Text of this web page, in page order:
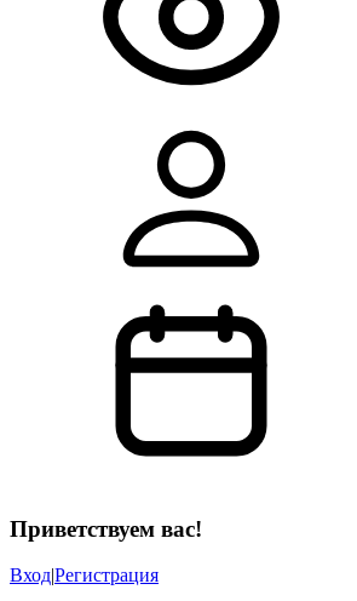
Приветствуем вас!
Вход|Регистрация